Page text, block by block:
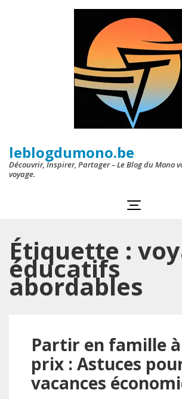
leblogdumono.be
Découvrir, Inspirer, Partager – Le Blog du Mono
voyage.
Étiquette :
éducatifs
abordables
Partir en famille
prix : Astuces
vacances